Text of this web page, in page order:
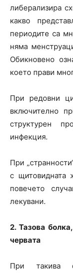
либерализира
какво
периодите са
няма
Обикновено
което прави
При редовни
включително
структурен
инфекция.
При
с щитовидната
повечето
лекувани.
2. Тазова
червата
При такива